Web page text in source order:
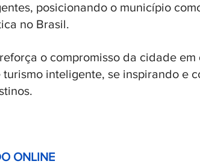
posicionando o município
no Brasil.
o compromisso da cidade em
inteligente, se inspirando e
ONLINE